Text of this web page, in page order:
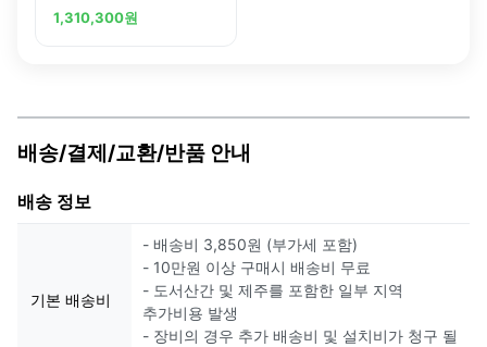
1,310,300원
배송/결제/교환/반품 안내
배송 정보
기본 배송비
- 배송비 3,850원 (부가세 포함)
- 10만원 이상 구매시 배송비 무료
- 도서산간 및 제주를 포함한 일부 지역
추가비용 발생
- 장비의 경우 추가 배송비 및 설치비가 청구 될